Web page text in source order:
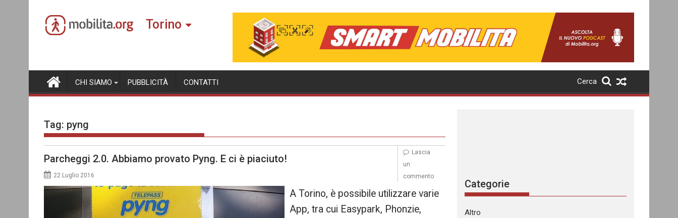
content
Torino
CHI SIAMO PUBBLICITÀ CONTATTI Cerca
Tag: pyng
Parcheggi 2.0. Abbiamo provato Pyng. E ci è piaciuto!
22 Luglio 2016
A Torino, è possibile utilizzare varie
App, tra cui Easypark, Phonzie,
Lascia
un
commento
Categorie
Altro